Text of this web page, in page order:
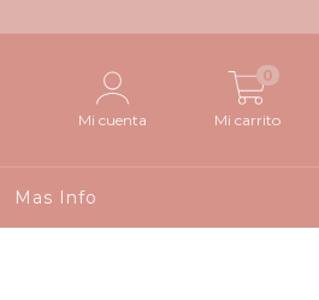
Mi cuenta Mi carrito
0
Mas Info